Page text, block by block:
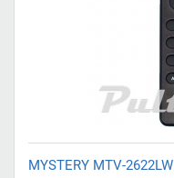
MYSTERY MTV-2622LW